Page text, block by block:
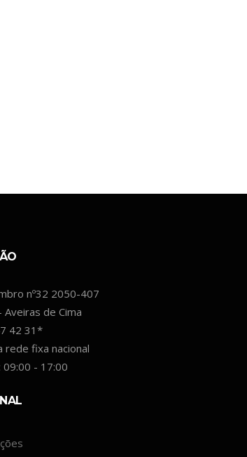
nº32 2050-407
de Cima
42 31*
rede fixa nacional
09:00 - 17:00